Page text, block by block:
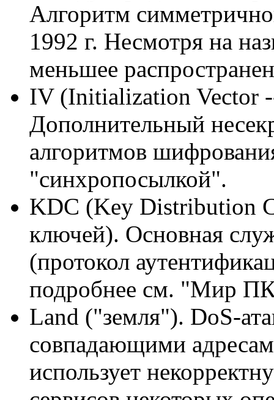
Алгоритм
1992 г. Несмотря на
меньшее
IV (Initialization Vector
Дополнительный
алгоритмов
"синхропосылкой".
KDC (Key Distribution
ключей). Основная
(протокол
подробнее см. "Мир
Land ("земля"). DoS-
совпадающими
использует